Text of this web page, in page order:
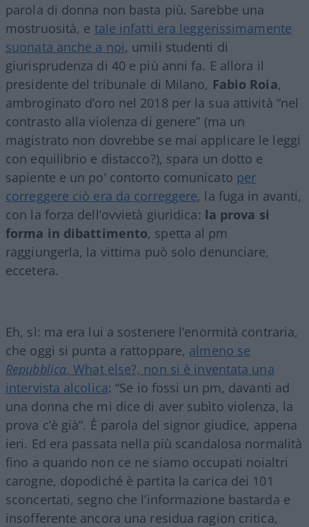
parola di donna non basta più. Sarebbe una
mostruosità, e tale infatti era leggerissimamente
suonata anche a noi, umili studenti di
giurisprudenza di 40 e più anni fa. E allora il
presidente del tribunale di Milano, Fabio Roia,
ambroginato d’oro nel 2018 per la sua attività “nel
contrasto alla violenza di genere” (ma un
magistrato non dovrebbe se mai applicare le leggi
con equilibrio e distacco?), spara un dotto e
sapiente e un po’ contorto comunicato per
correggere ciò era da correggere, la fuga in avanti,
con la forza dell’ovvietà giuridica: la prova si
forma in dibattimento, spetta al pm
raggiungerla, la vittima può solo denunciare,
eccetera.
Eh, sì: ma era lui a sostenere l’enormità contraria,
che oggi si punta a rattoppare, almeno se
Repubblica, What else?, non si è inventata una
intervista alcolica: “Se io fossi un pm, davanti ad
una donna che mi dice di aver subìto violenza, la
prova c’è già”. È parola del signor giudice, appena
ieri. Ed era passata nella più scandalosa normalità
fino a quando non ce ne siamo occupati noialtri
carogne, dopodiché è partita la carica dei 101
sconcertati, segno che l’informazione bastarda e
insofferente ancora una residua ragion critica,